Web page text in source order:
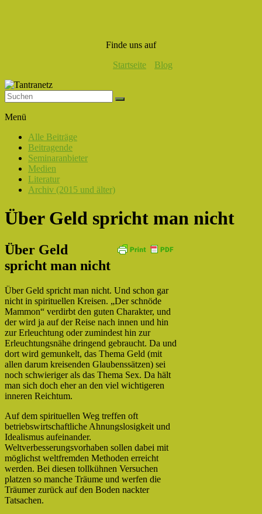
Finde uns auf
Startseite
Blog
Liebe,
Eros
Tantra
Menü
Alle Beiträge
Beitragende
Seminaranbieter
Medien
Literatur
Archiv (2015 und älter)
Über Geld spricht man nicht
Über Geld
spricht man nicht
Über Geld spricht man nicht. Und schon gar
nicht in spirituellen Kreisen. „Der schnöde
Mammon“ verdirbt den guten Charakter, und
der wird ja auf der Reise nach innen und hin
zur Erleuchtung oder zumindest hin zur
Erleuchtungsnähe dringend gebraucht. Da und
dort wird gemunkelt, das Thema Geld (mit
allen darum kreisenden Glaubenssätzen) sei
noch schwieriger als das Thema Sex. Da hält
man sich doch eher an den viel wichtigeren
inneren Reichtum.
Auf dem spirituellen Weg treffen oft
betriebswirtschaftliche Ahnungslosigkeit und
Idealismus aufeinander.
Weltverbesserungsvorhaben sollen dabei mit
möglichst weltfremden Methoden erreicht
werden. Bei diesen tollkühnen Versuchen
platzen so manche Träume und werfen die
Träumer zurück auf den Boden nackter
Tatsachen.